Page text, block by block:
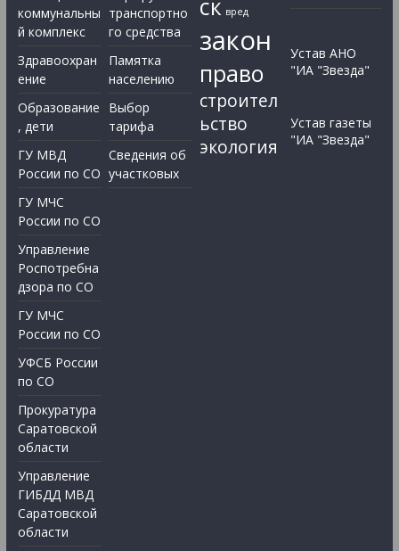
коммунальны
й комплекс
Здравоохран
ение
Образование
, дети
ГУ МВД
России по СО
ГУ МЧС
России по СО
Управление
Роспотребна
дзора по СО
ГУ МЧС
России по СО
УФСБ России
по СО
Прокуратура
Саратовской
области
Управление
ГИБДД МВД
Саратовской
области
транспортно
го средства
Памятка
населению
Выбор
тарифа
Сведения об
участковых
ск вред
закон
право
строител
ьство
экология
Устав АНО
"ИА "Звезда"
Устав газеты
"ИА "Звезда"